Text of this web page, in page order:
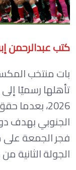
كتب عبدالرحمن
بات منتخب
2026،
الجنوبي بهدف
فجر الجمعة على
الجولة الثانية